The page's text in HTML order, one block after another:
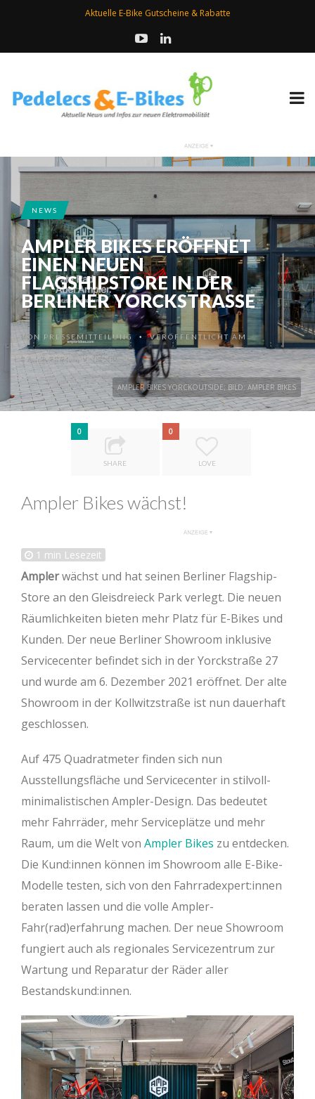
Aktuelle E-Bike Gutscheine & Rabatte
AMPLER BIKES YORCKOUTSIDE; BILD: AMPLER BIKES
NEWS
AMPLER BIKES ERÖFFNET
EINEN NEUEN
FLAGSHIPSTORE IN DER
BERLINER YORCKSTRASSE
VON PRESSEMITTEILUNG •VERÖFFENTLICHT AM
07.12.2021 UM 10:18
0
SHARE
0
LOVE
Ampler Bikes wächst!
1 min Lesezeit
Amplerwächst und hat seinen Berliner Flagship-
Store an den Gleisdreieck Park verlegt. Die neuen
Räumlichkeiten bieten mehr Platz für E-Bikes und
Kunden. Der neue Berliner Showroom inklusive
Servicecenter befindet sich in der Yorckstraße 27
und wurde am 6. Dezember 2021 eröffnet. Der alte
Showroom in der Kollwitzstraße ist nun dauerhaft
geschlossen.
Auf 475 Quadratmeter finden sich nun
Ausstellungsfläche und Servicecenter in stilvoll-
minimalistischen Ampler-Design. Das bedeutet
mehr Fahrräder, mehr Serviceplätze und mehr
Raum, um die Welt von Ampler Bikes zu entdecken.
Die Kund:innen können im Showroom alle E-Bike-
Modelle testen, sich von den Fahrradexpert:innen
beraten lassen und die volle Ampler-
Fahr(rad)erfahrung machen. Der neue Showroom
fungiert auch als regionales Servicezentrum zur
Wartung und Reparatur der Räder aller
Bestandskund:innen.